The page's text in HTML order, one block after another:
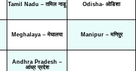
Tamil Nadu – तमिल नाडू Odisha- ओडिशा
Meghalaya – मेघालया Manipur – मणिपुर
Andhra Pradesh –
आंध्र प्रदेश